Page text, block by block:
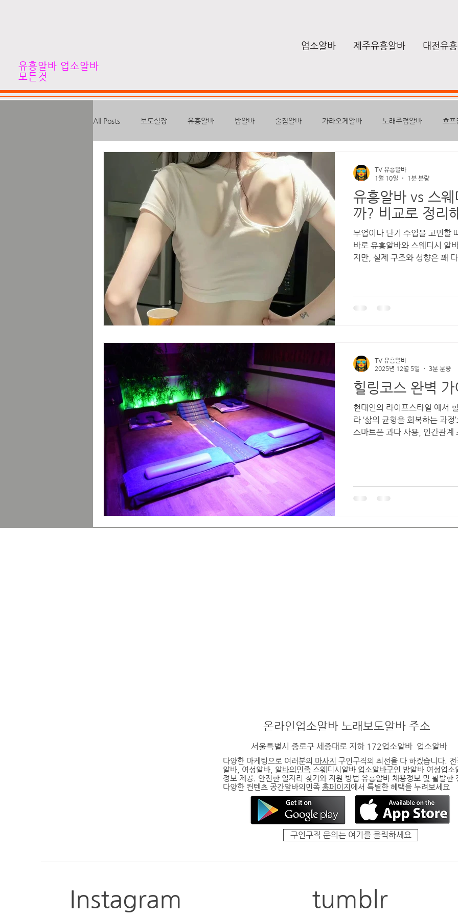
유흥알바 업소알바
모든것
업소알바 제주유흥알바 대전유
All Posts 보도실장 유흥알바 밤알바 술집알바 가라오케알바 노래주점알바 호프
심야알바 하이퍼블릭 하퍼 텐프로알바
대학생알바 스웨디시알바 높은급여 스웨디시구인 마사지안마 마사지알바
힐링코스 프리랜서
유흥알바 vs 스
까? 비교로 정리
부업이나 단기 수입을 고민할
바로 유흥알바와 스웨디시 알바 다. 겉으로 보기엔 비슷해 보이
지만, 실제 구조와 성향은 꽤
업무다.손님 응대, 분위기 관
다.사람을 상대하는 데 익숙
집중하는 스타일이라면 더 잘
알바 vs 스웨디시 유흥알바는
기가 많다.반면 스웨디시는 조
루어지는 경우가 대부분이다.
TV 유흥알바
1월 10일
1분 분량
힐링코스 완벽 가
현대인의 라이프스타일 에서 힐링코스 는 단순한 휴식이 아니
라 ‘삶의 균형을 회복하는 과
스마트폰 과다 사용, 인간관계
시간이 아니라, 정신적·신체
TV 유흥알바
2025년 12월 5일
3분 분량
온라인 업소알바 노래보도알바주소
서울특별시 종로구 세종대로 지하 172업소알바 업소알바
다양한 마케팅으로 여러분의 마사지 구인구직의 최선을 다 하겠습니다. 전
알바 , 여성알바, 알바의민족 스웨디시알바 업소알바구인 밤알바 여성업소
정보 제공. 안전한 일자리 찾기와 지원 방법 유흥알바 채용정보 및 활발한
다양한 컨텐츠 공간알바의민족 홈페이지 에서 특별한 혜택을 누려보세요
구인구직 문의는 여기를 클릭하세요
Instagram tumblr